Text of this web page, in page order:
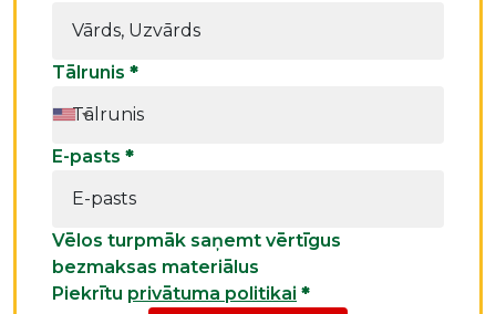
Tālrunis *
E-pasts *
Vēlos turpmāk saņemt vērtīgus
bezmaksas materiālus
Piekrītu privātuma politikai *